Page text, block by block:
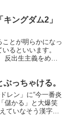
ングダム2」
とが明らかになっ
るといいます。
出生主義をめぐ
っちゃける。
レン」に“今一番炎
儲かる」と大爆笑
いなそう漢字文